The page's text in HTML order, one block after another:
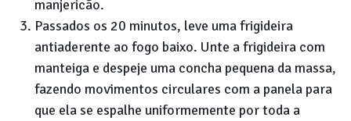
manjericão.
Passados os 20 minutos, leve uma frigideira
antiaderente ao fogo baixo. Unte a frigideira com
manteiga e despeje uma concha pequena da massa,
fazendo movimentos circulares com a panela para
que ela se espalhe uniformemente por toda a